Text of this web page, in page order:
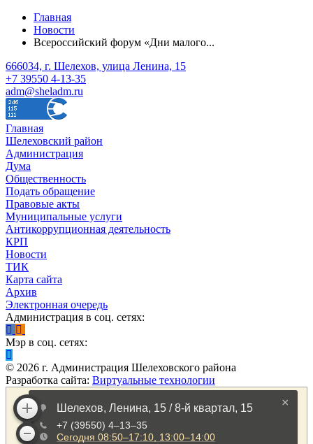
Главная
Новости
Всероссийский форум «Дни малого...
666034, г. Шелехов, улица Ленина, 15
+7 39550 4-13-35
adm@sheladm.ru
Главная
Шелеховский район
Администрация
Дума
Общественность
Подать обращение
Правовые акты
Муниципальные услуги
Антикоррупционная деятельность
КРП
Новости
ТИК
Карта сайта
Архив
Электронная очередь
Администрация в соц. сетях:
Мэр в соц. сетях:
© 2026 г. Администрация Шелеховского района
Разработка сайта: Виртуальные технологии